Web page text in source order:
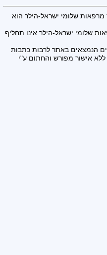
שלומי ישראל-הילר הוא
שלומי ישראל-הילר אינו תחליף
הנמצאים באתר לרבות כתבות
אישור מפורש והחתום ע"י